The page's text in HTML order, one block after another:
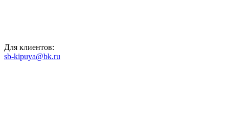
Для клиентов:
sb-kipuya@bk.ru